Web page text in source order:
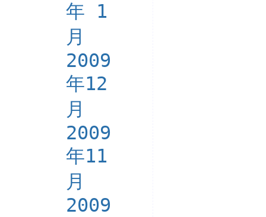
年 1
月
2009
年12
月
2009
年11
月
2009